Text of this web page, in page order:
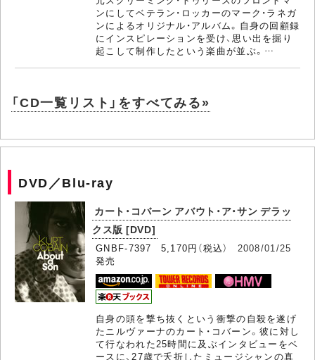
ンにしてベテラン・ロッカーのマーク・ラネガ
ンによるオリジナル・アルバム。自身の回顧録
にインスピレーションを受け、思い出を掘り
起こして制作したという楽曲が並ぶ。…
「CD一覧リスト」をすべてみる»
DVD／Blu-ray
カート・コバーン アバウト・ア・サン デラッ
クス版 [DVD]
GNBF-7397 5,170円（税込） 2008/01/25
発売
自身の頭を撃ち抜くという衝撃の自殺を遂げ
たニルヴァーナのカート・コバーン。彼に対し
て行なわれた25時間に及ぶインタビューをベ
ースに、27歳で夭折したミュージシャンの真